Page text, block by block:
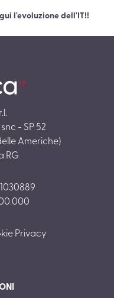
l'evoluzione dell'IT!!
- SP 52
Americhe)
RG
Privacy